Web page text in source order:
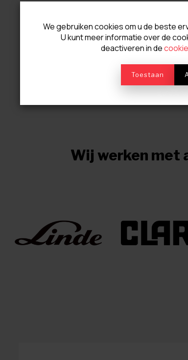
Wij werken met
We gebruiken cookies om u de beste
U kunt meer informatie over de
deactiveren in de
Toestaan